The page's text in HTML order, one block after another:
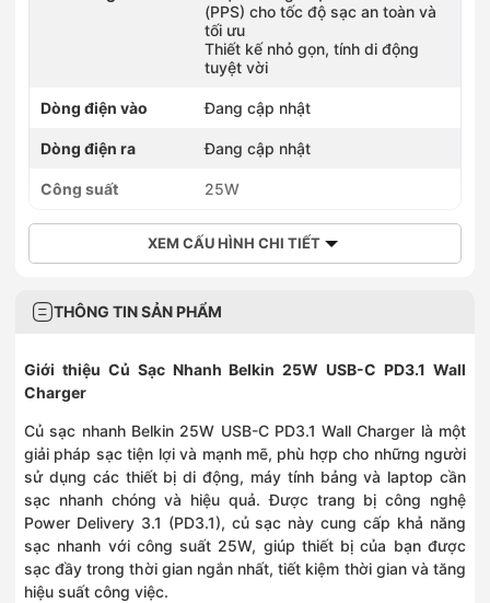
109 Trần Duy Hưng, Phường Yên Hòa, Hà Nội
110 Cầu Bươu, Phường Thanh Liệt, Hà Nội
110 Phố Xốm, Phường Phú Lương, Hà Nội
123 Vạn Phúc, Phường Hà Đông, Hà Nội
176 Chùa Thông, Phường Sơn Tây, Hà Nội
0375966196
196 Quang Trung, Phường Hà Đông, Hà Nội
0886868223
0836886258
259 đường Lạc Long Quân, Phường Nghĩa Đô, Hà Nội
0903202328
0886868010
336 Đường Phạm Văn Đồng, Phường Đông Ngạc, Hà Nội
0915963222
382 Nguyễn Văn Cừ, Phường Bồ Đề, Hà Nội
0968323399
392 Cầu Giấy, Phường Cầu Giấy, Hà Nội
0832639292
392 Trương Định, Phường Tương Mai, Hà Nội
(PPS) cho tốc độ sạc an toàn và
tối ưu
Thiết kế nhỏ gọn, tính di động
tuyệt vời
Dòng điện vào Đang cập nhật
Dòng điện ra Đang cập nhật
Công suất 25W
XEM CẤU HÌNH CHI TIẾT
THÔNG TIN SẢN PHẨM
Giới thiệu Củ Sạc Nhanh Belkin 25W USB-C PD3.1 Wall
Charger
Củ sạc nhanh Belkin 25W USB-C PD3.1 Wall Charger là một
giải pháp sạc tiện lợi và mạnh mẽ, phù hợp cho những người
sử dụng các thiết bị di động, máy tính bảng và laptop cần
sạc nhanh chóng và hiệu quả. Được trang bị công nghệ
Power Delivery 3.1 (PD3.1), củ sạc này cung cấp khả năng
sạc nhanh với công suất 25W, giúp thiết bị của bạn được
sạc đầy trong thời gian ngắn nhất, tiết kiệm thời gian và tăng
hiệu suất công việc.